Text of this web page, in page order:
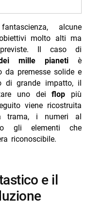
su alpha e la
guerra
e posizione tra i flop
e volti principali
worldbuilding e
difetti ma con una
e Marcuzzi: fake
alcune
molto alti ma
Il caso di
mille pianeti è
da premesse solide e
di grande impatto, il
uno deiflop più
viene ricostruita
trama, i numeri al
gli elementi che
riconoscibile.